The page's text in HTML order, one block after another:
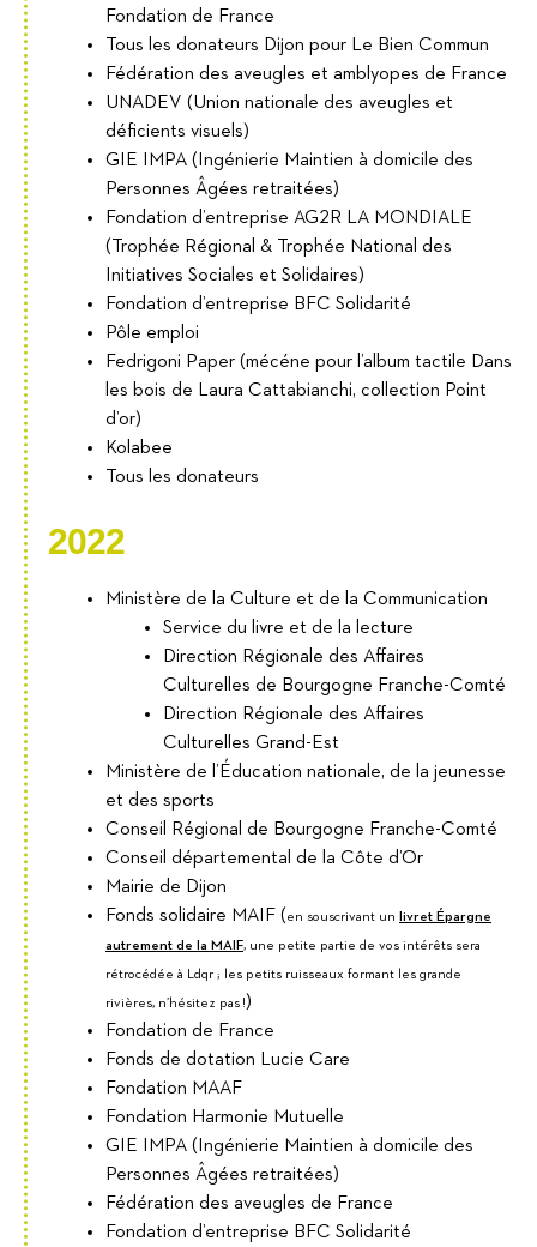
Fondation de France
Tous les donateurs Dijon pour Le Bien Commun
Fédération des aveugles et amblyopes de France
UNADEV (Union nationale des aveugles et
déficients visuels)
GIE IMPA (Ingénierie Maintien à domicile des
Personnes Âgées retraitées)
Fondation d’entreprise AG2R LA MONDIALE
(Trophée Régional & Trophée National des
Initiatives Sociales et Solidaires)
Fondation d’entreprise BFC Solidarité
Pôle emploi
Fedrigoni Paper (mécéne pour l’album tactile Dans
les bois de Laura Cattabianchi, collection Point
d’or)
Kolabee
Tous les donateurs
2022
Ministère de la Culture et de la Communication
Service du livre et de la lecture
Direction Régionale des Affaires
Culturelles de Bourgogne Franche-Comté
Direction Régionale des Affaires
Culturelles Grand-Est
Ministère de l’Éducation nationale, de la jeunesse
et des sports
Conseil Régional de Bourgogne Franche-Comté
Conseil départemental de la Côte d’Or
Mairie de Dijon
Fonds solidaire MAIF (en souscrivant un livret Épargne
autrement de la MAIF, une petite partie de vos intérêts sera
rétrocédée à Ldqr ; les petits ruisseaux formant les grande
rivières, n’hésitez pas !)
Fondation de France
Fonds de dotation Lucie Care
Fondation MAAF
Fondation Harmonie Mutuelle
GIE IMPA (Ingénierie Maintien à domicile des
Personnes Âgées retraitées)
Fédération des aveugles de France
Fondation d’entreprise BFC Solidarité